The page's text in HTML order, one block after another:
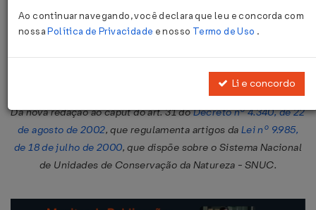
Decreto Nº 5566 DE 26/10/2005
Publicado no DOU em 27 out 2005
Dá nova redação ao caput do art. 31 doDecreto nº 4.340, de 22
de agosto de 2002, que regulamenta artigos da Lei nº 9.985,
de 18 de julho de 2000, que dispõe sobre o Sistema Nacional
de Unidades de Conservação da Natureza - SNUC.
Ao continuar navegando, você declara que leu e concorda com
nossaPolítica de Privacidade e nosso Termo de Uso .
Li e concordo